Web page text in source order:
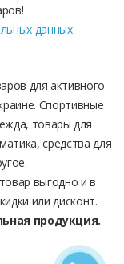
данных
для активного
Спортивные
товары для
средства для
выгодно и в
или дисконт.
продукция.